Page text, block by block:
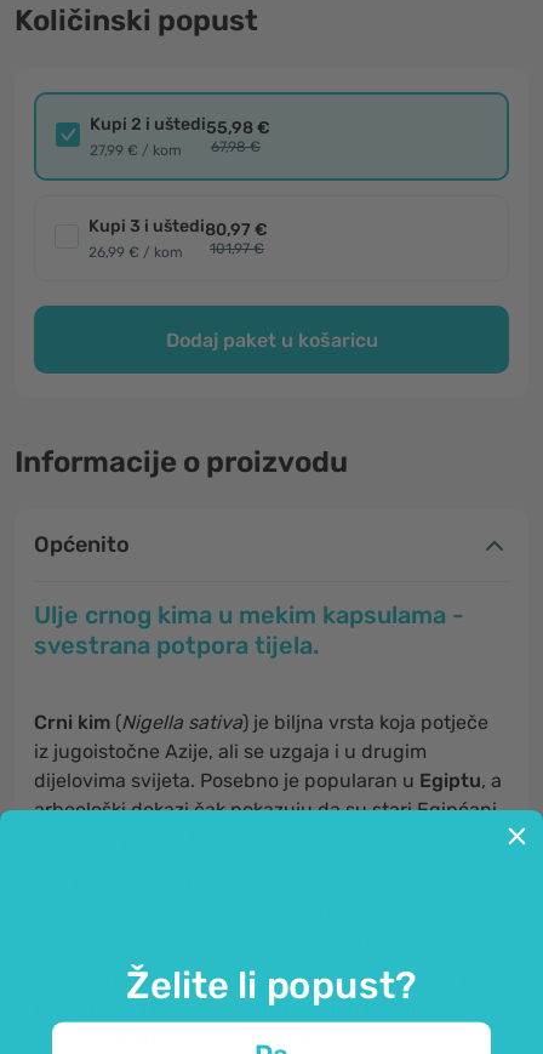
Količinski popust
Kupi 2 i uštedi
27,99 € / kom
55,98 €
67,98 €
Kupi 3 i uštedi
26,99 € / kom
80,97 €
101,97 €
Dodaj paket u košaricu
Informacije o proizvodu
Općenito
Ulje crnog kima u mekim kapsulama -
svestrana potpora tijela.
Crni kim (Nigella sativa) je biljna vrsta koja potječe
iz jugoistočne Azije, ali se uzgaja i u drugim
dijelovima svijeta. Posebno je popularan u Egiptu, a
arheološki dokazi čak pokazuju da su stari Egipćani
Sjemenke crnog kima se već stoljećima koriste u
kulinarstvu i biljnoj tradiciji različitih kultura širom
svijeta. Iz njih se dobiva i
Želite li popust?